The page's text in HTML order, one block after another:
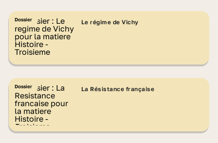
Dossier Le régime de Vichy
Dossier La Résistance française